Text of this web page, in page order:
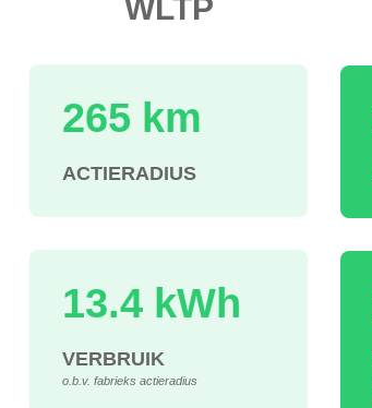
265 km
ACTIERADIUS
13.4 kWh
VERBRUIK
o.b.v. fabrieks actieradius